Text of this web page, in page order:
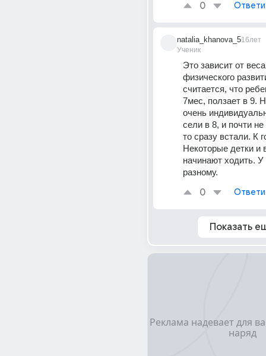
0
natalia_khanova_5
Ученик
16лет
Это зависит от
физического
считается, что
7мес, ползает в 9.
очень
сели в 8, и почти
то сразу встали. К
Некоторые детки и
начинают ходить. У
разному.
0
Показать